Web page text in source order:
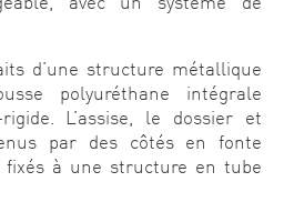
d’une structure métallique
polyuréthane intégrale
L’assise, le dossier et
par des côtés en fonte
fixés à une structure en tube